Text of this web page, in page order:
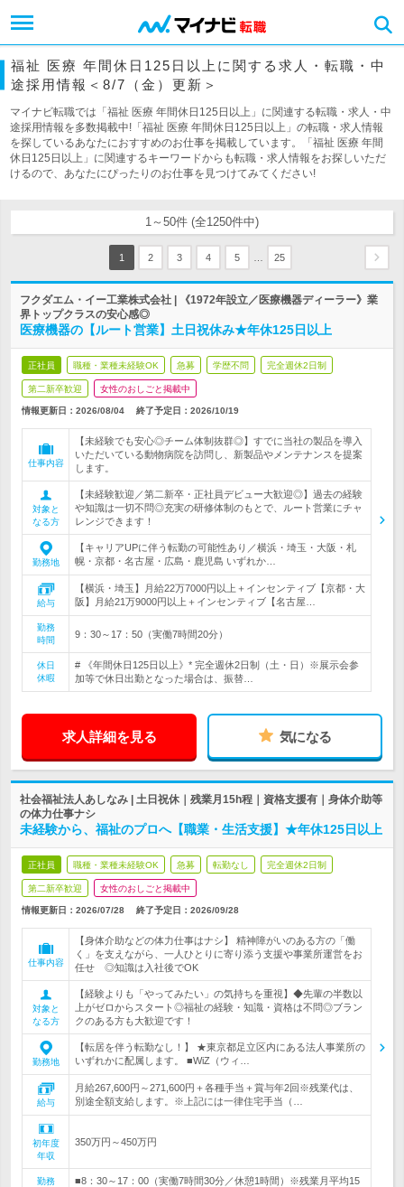
福祉 医療 年間休日125日以上に関する求人・転職・中
途採用情報＜8/7（金）更新＞
マイナビ転職では「福祉 医療 年間休日125日以上」に関連する転職・求人・中
途採用情報を多数掲載中!「福祉 医療 年間休日125日以上」の転職・求人情報
を探しているあなたにおすすめのお仕事を掲載しています。「福祉 医療 年間
休日125日以上」に関連するキーワードからも転職・求人情報をお探しいただ
けるので、あなたにぴったりのお仕事を見つけてみてください!
1～50件 (全1250件中)
1 2 3 4 5 25
フクダエム・イー工業株式会社 | 《1972年設立／医療機器ディーラー》業
界トップクラスの安心感◎
医療機器の【ルート営業】土日祝休み★年休125日以上
正社員 職種・業種未経験OK 急募 学歴不問 完全週休2日制
第二新卒歓迎 女性のおしごと掲載中
情報更新日：2026/08/04 終了予定日： 2026/10/19
仕事内容
【未経験でも安心◎チーム体制抜群◎】すでに当社の製品を導入
いただいている動物病院を訪問し、新製品やメンテナンスを提案
します。
対象と
なる方
【未経験歓迎／第二新卒・正社員デビュー大歓迎◎】過去の経験
や知識は一切不問◎充実の研修体制のもとで、ルート営業にチャ
レンジできます！
勤務地
【キャリアUPに伴う転勤の可能性あり／横浜・埼玉・大阪・札
幌・京都・名古屋・広島・鹿児島 いずれか…
給与
【横浜・埼玉】月給22万7000円以上＋インセンティブ【京都・大
阪】月給21万9000円以上＋インセンティブ【名古屋…
勤務
時間
9：30～17：50（実働7時間20分）
休日
休暇
# 《年間休日125日以上》* 完全週休2日制（土・日）※展示会参
加等で休日出勤となった場合は、振替…
求人詳細を見る 気になる
社会福祉法人あしなみ | 土日祝休｜残業月15h程｜資格支援有｜身体介助等
の体力仕事ナシ
未経験から、福祉のプロへ【職業・生活支援】★年休125日以上
正社員 職種・業種未経験OK 急募 転勤なし 完全週休2日制
第二新卒歓迎 女性のおしごと掲載中
情報更新日：2026/07/28 終了予定日： 2026/09/28
仕事内容
【身体介助などの体力仕事はナシ】 精神障がいのある方の「働
く」を支えながら、一人ひとりに寄り添う支援や事業所運営をお
任せ ◎知識は入社後でOK
対象と
なる方
【経験よりも「やってみたい」の気持ちを重視】◆先輩の半数以
上がゼロからスタート◎福祉の経験・知識・資格は不問◎ブラン
クのある方も大歓迎です！
勤務地
【転居を伴う転勤なし！】 ★東京都足立区内にある法人事業所の
いずれかに配属します。 ■WiZ（ウィ…
給与
月給267,600円～271,600円＋各種手当＋賞与年2回※残業代は、
別途全額支給します。※上記には一律住宅手当（…
初年度
年収
350万円～450万円
勤務
■8：30～17：00（実働7時間30分／休憩1時間）※残業月平均15